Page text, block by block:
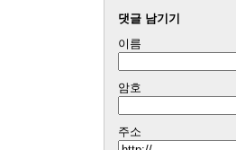
댓글 남기기
이름
암호
주소